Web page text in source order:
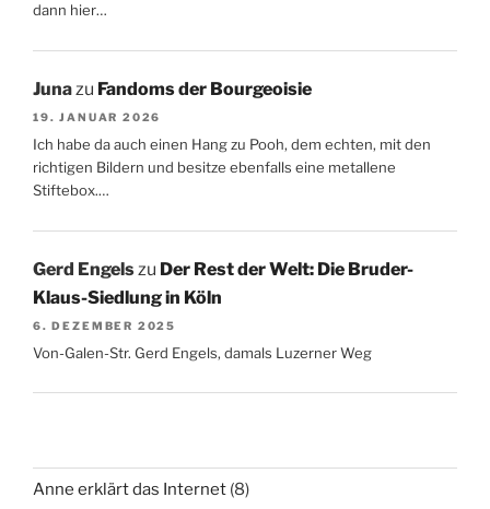
dann hier…
Junazu Fandoms der Bourgeoisie
19. JANUAR 2026
Ich habe da auch einen Hang zu Pooh, dem echten, mit den
richtigen Bildern und besitze ebenfalls eine metallene
Stiftebox.…
Gerd Engelszu Der Rest der Welt: Die Bruder-
Klaus-Siedlung in Köln
6. DEZEMBER 2025
Von-Galen-Str. Gerd Engels, damals Luzerner Weg
Anne erklärt das Internet (8)